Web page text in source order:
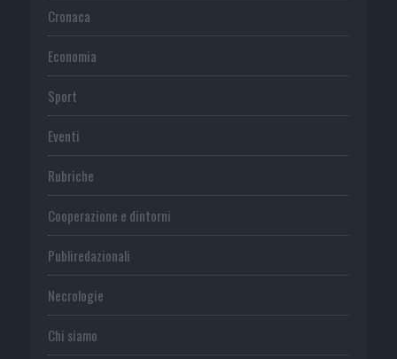
Cronaca
Economia
Sport
Eventi
Rubriche
Cooperazione e dintorni
Publiredazionali
Necrologie
Chi siamo